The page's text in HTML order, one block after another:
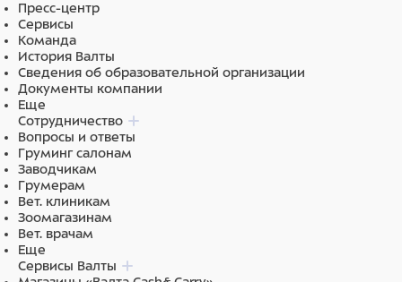
Пресс-центр
Сервисы
Команда
История Валты
Сведения об образовательной организации
Документы компании
Еще
Сотрудничество
Вопросы и ответы
Груминг салонам
Заводчикам
Грумерам
Вет. клиникам
Зоомагазинам
Вет. врачам
Еще
Сервисы Валты